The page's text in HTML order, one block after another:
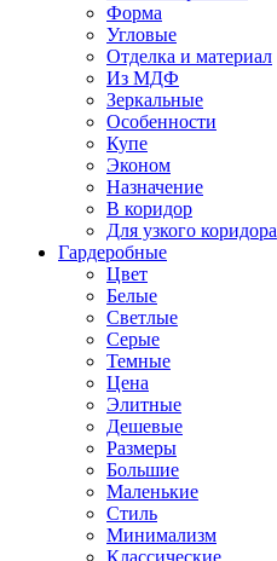
Форма
Угловые
Отделка и материал
Из МДФ
Зеркальные
Особенности
Купе
Эконом
Назначение
В коридор
Для узкого коридора
Гардеробные
Цвет
Белые
Светлые
Серые
Темные
Цена
Элитные
Дешевые
Размеры
Большие
Маленькие
Стиль
Минимализм
Классические